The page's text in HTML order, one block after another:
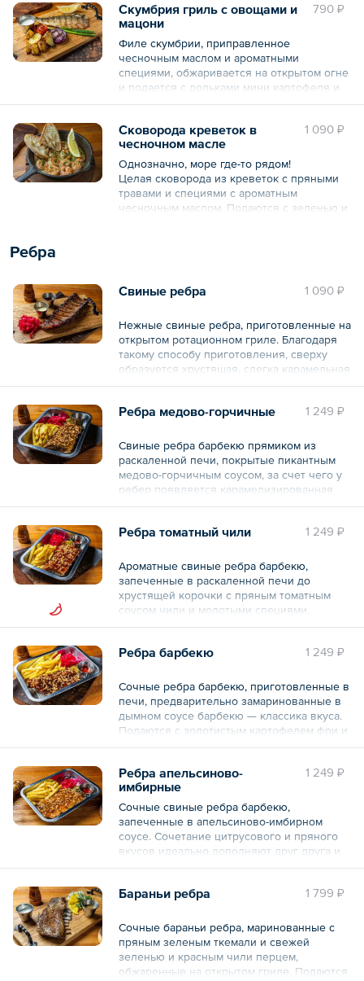
(майонез, горчица, фреш лимонный
(лимон), мед, масло кунжутное, соус
терияки, масло оливковое, соус соевый),
масло подсолнечное, кинза свежая, соль,
специя перец черный молотый).
790 ₽
Скумбрия гриль с овощами и
мацони
Филе скумбрии, приправленное
чесночным маслом и ароматными
специями, обжаривается на открытом огне
и подается с дольками мини картофеля и
домашним соусом мацони со свежей
Состав: скумбрия свежемороженая,
картофель мини отварной, помидоры, соус
мацони, лук красный, лимон, масло
подсолнечное, лук зеленый, масло
чесночное, соль, специя перец черный
1 090 ₽
Сковорода креветок в
чесночном масле
Однозначно, море где-то рядом!
Целая сковорода из креветок с пряными
травами и специями с ароматным
чесночным маслом. Подаются с зеленью и
чеснок свежий, масло подсолнечное,
специя перец черный горошек.
Общий вес – 235 г
Ребра
1 090 ₽
Свиные ребра
Нежные свиные ребра, приготовленные на
открытом ротационном гриле. Благодаря
такому способу приготовления, сверху
образуется хрустящая, слегка карамельная
корочка от горчичного соуса, при этом
Подаются с соусом дымным соусом
Состав: свинина ребро, соус горчичный,
соус барбекю, лук красный маринованный,
масло сливочное.
1 249 ₽
Ребра медово-горчичные
Свиные ребра барбекю прямиком из
раскаленной печи, покрытые пикантным
медово-горчичным соусом, за счет чего у
ребер появляется карамелизированная
корочка. Подаются с золотистым
фри, глазировка для ребер, кетчуп, лук
красный маринованный, перец халапеньо,
розмарин свежий.
1 249 ₽
Ребра томатный чили
Ароматные свиные ребра барбекю,
запеченные в раскаленной печи до
хрустящей корочки с пряным томатным
соусом чили и молотыми специями.
Подаются с золотистым картофелем фри и
фри, глазировка для ребер, кетчуп, лук
красный маринованный, перец халапеньо,
розмарин свежий.
1 249 ₽
Ребра барбекю
Сочные ребра барбекю, приготовленные в
печи, предварительно замаринованные в
дымном соусе барбекю — классика вкуса.
Подаются с золотистым картофелем фри и
кетчупом.
Состав: ребра свиные печеные, картофель
фри, глазировка для ребер, кетчуп, лук
красный маринованный, перец халапеньо,
розмарин свежий.
Общий вес – 490 г
1 249 ₽
Ребра апельсиново-
имбирные
Сочные свиные ребра барбекю,
запеченные в апельсиново-имбирном
соусе. Сочетание цитрусового и пряного
вкусов идеально дополняют друг друга и
раскрывают вкус ребер по-новому.
кетчупом.
Состав: ребра свиные печеные, картофель
фри, глазировка для ребер, кетчуп, лук
красный маринованный, перец халапеньо,
розмарин свежий.
1 799 ₽
Бараньи ребра
Сочные бараньи ребра, маринованные с
пряным зеленым ткемали и свежей
зеленью и красным чили перцем,
обжаренные на открытом гриле. Подаются